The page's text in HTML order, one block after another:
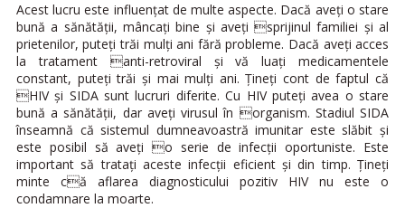
Acest lucru este influenţat de multe aspecte. Dacă aveţi o stare
bună a sănătăţii, mâncaţi bine şi aveţi sprijinul familiei şi al
prietenilor, puteţi trăi mulţi ani fără probleme. Dacă aveţi acces
la tratament anti-retroviral şi vă luaţi medicamentele
constant, puteţi trăi şi mai mulţi ani. Ţineţi cont de faptul că
HIV şi SIDA sunt lucruri diferite. Cu HIV puteţi avea o stare
bună a sănătăţii, dar aveţi virusul în organism. Stadiul SIDA
înseamnă că sistemul dumneavoastră imunitar este slăbit şi
este posibil să aveţi o serie de infecţii oportuniste. Este
important să trataţi aceste infecţii eficient şi din timp. Ţineţi
minte că aflarea diagnosticului pozitiv HIV nu este o
condamnare la moarte.